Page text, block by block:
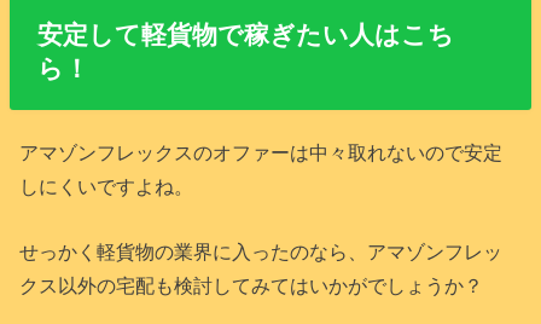
安定して軽貨物で稼ぎたい人はこち
ら！
アマゾンフレックスのオファーは中々取れないので安定
しにくいですよね。
せっかく軽貨物の業界に入ったのなら、アマゾンフレッ
クス以外の宅配も検討してみてはいかがでしょうか？